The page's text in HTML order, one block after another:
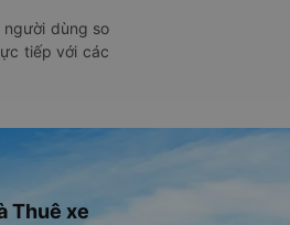
dùng so
tiếp với các
Thuê xe